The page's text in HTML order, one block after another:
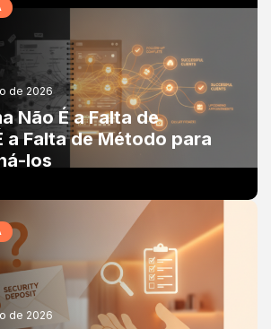
de 2026
Não É a Falta de
a Falta de Método para
los
de 2026